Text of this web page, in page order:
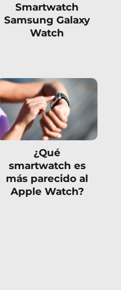
Smartwatch
Samsung Galaxy
Watch
¿Qué
smartwatch es
más parecido al
Apple Watch?